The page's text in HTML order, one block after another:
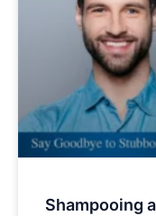
Shampooing